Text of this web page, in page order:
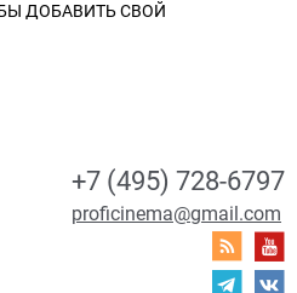
ДОБАВИТЬ СВОЙ
+7 (495) 728-6797
proficinema@gmail.com